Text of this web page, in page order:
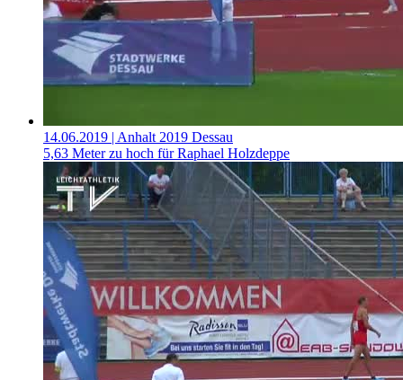
14.06.2019 | Anhalt 2019 Dessau
5,63 Meter zu hoch für Raphael Holzdeppe